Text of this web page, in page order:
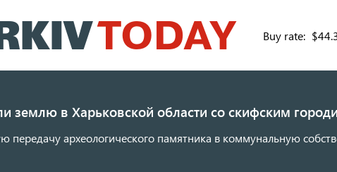
к
основному
Buy rate:
землю в Харьковской области со скифским
передачу археологического памятника в коммунальную